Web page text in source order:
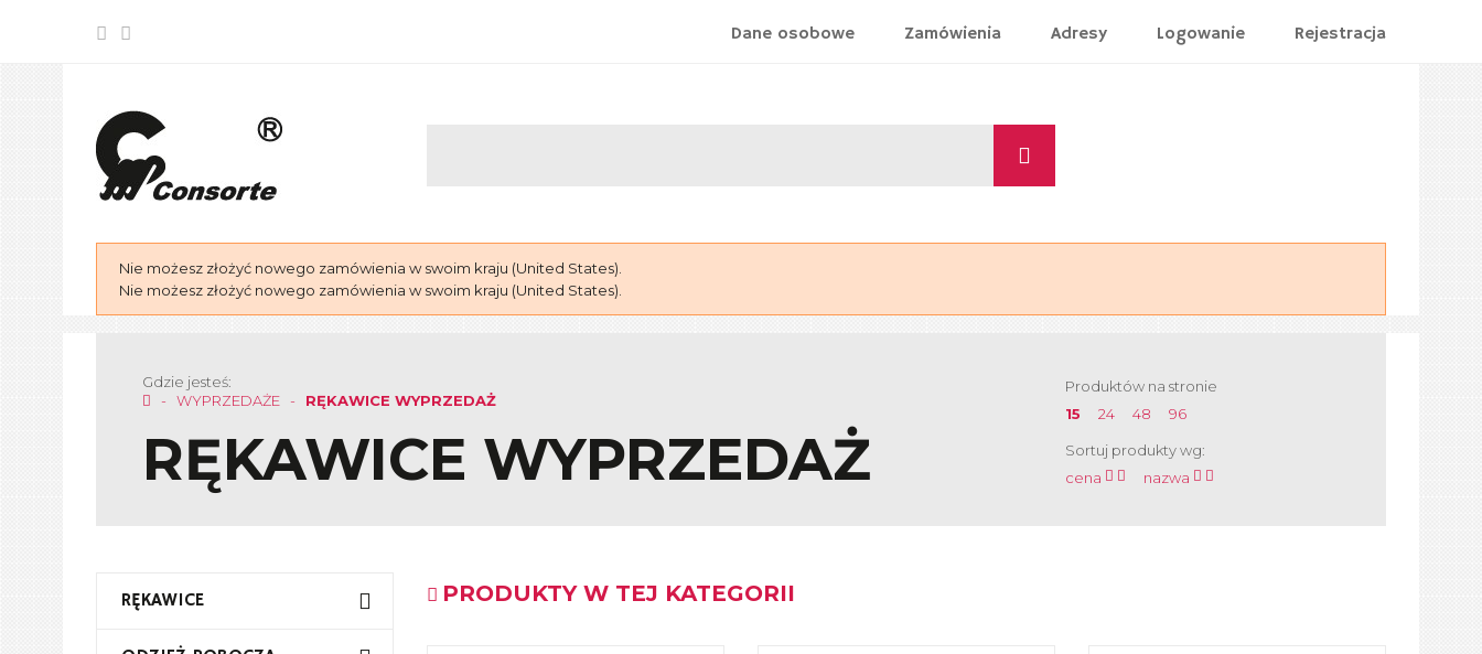
Dane osobowe Zamówienia Adresy Logowanie Rejestracja
Nie możesz złożyć nowego zamówienia w swoim kraju (United States).
Nie możesz złożyć nowego zamówienia w swoim kraju (United States).
Gdzie jesteś:
WYPRZEDAŻE
RĘKAWICE WYPRZEDAŻ
RĘKAWICE WYPRZEDAŻ
Produktów na stronie
15
24 48 96
Sortuj produkty wg:
cena
nazwa
RĘKAWICE PRODUKTY W TEJ KATEGORII